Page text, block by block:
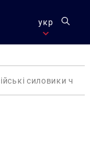
укр
силовики